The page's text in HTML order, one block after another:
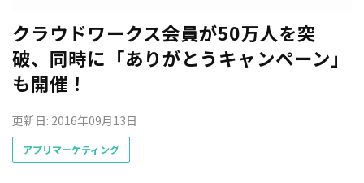
クラウドワークス会員が50万人を突
破、同時に「ありがとうキャンペーン」
も開催！
更新日: 2016年09月13日
アプリマーケティング